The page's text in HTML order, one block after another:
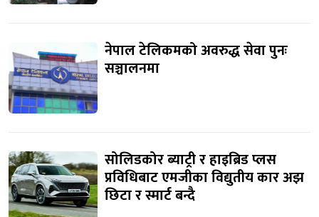
नेपाल टेलिकमको अवरुद्ध सेवा पुनः
सञ्चालनमा
सोलिडकोर ब्याट्री र हाइब्रिड प्लस
प्रविधिबाट एमजीका विद्युतीय कार अझ
छिटा र स्मार्ट बन्दै